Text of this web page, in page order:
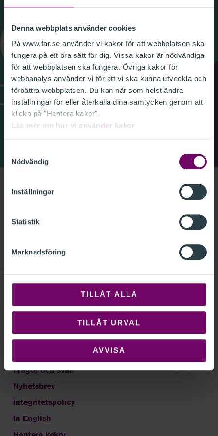
Denna webbplats använder cookies
På www.far.se använder vi kakor för att webbplatsen ska
fungera på ett bra sätt för dig. Vissa kakor är nödvändiga
för att webbplatsen ska fungera. Övriga kakor för
webbanalys använder vi för att vi ska kunna utveckla och
förbättra webbplatsen. Du kan när som helst ändra
inställningar för eller återkalla dina samtycken genom att
klicka på "Hantera kakor".
Läs mer om hur vi använder kakor
Nödvändig
Inställningar
Statistik
Marknadsföring
TILLÅT ALLA
TILLÅT URVAL
AVVISA
Gäst i detta avsnitt är Marcus Johansson som är
redovisningsspecialist på Aspia
för att lyssna på
Om FAR
Frågor och svar
Nyhetsbrev
Integritetspolicy
In English